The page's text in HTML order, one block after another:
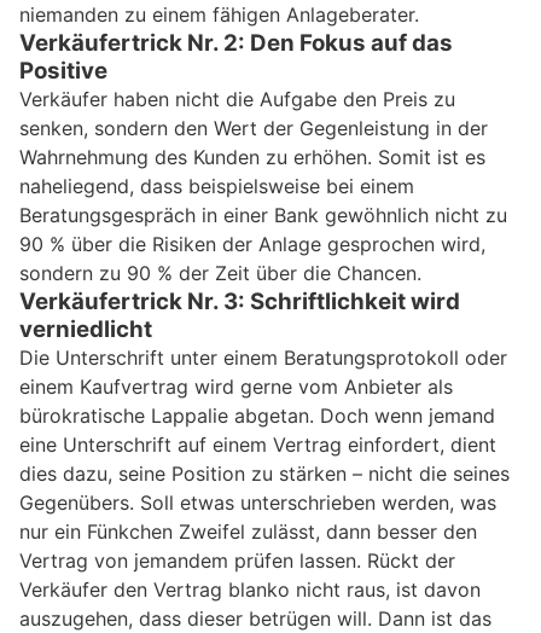
niemanden zu einem fähigen Anlageberater.
Verkäufertrick Nr. 2: Den Fokus auf das
Positive
Verkäufer haben nicht die Aufgabe den Preis zu
senken, sondern den Wert der Gegenleistung in der
Wahrnehmung des Kunden zu erhöhen. Somit ist es
naheliegend, dass beispielsweise bei einem
Beratungsgespräch in einer Bank gewöhnlich nicht zu
90 % über die Risiken der Anlage gesprochen wird,
sondern zu 90 % der Zeit über die Chancen.
Verkäufertrick Nr. 3: Schriftlichkeit wird
verniedlicht
Die Unterschrift unter einem Beratungsprotokoll oder
einem Kaufvertrag wird gerne vom Anbieter als
bürokratische Lappalie abgetan. Doch wenn jemand
eine Unterschrift auf einem Vertrag einfordert, dient
dies dazu, seine Position zu stärken – nicht die seines
Gegenübers. Soll etwas unterschrieben werden, was
nur ein Fünkchen Zweifel zulässt, dann besser den
Vertrag von jemandem prüfen lassen. Rückt der
Verkäufer den Vertrag blanko nicht raus, ist davon
auszugehen, dass dieser betrügen will. Dann ist das